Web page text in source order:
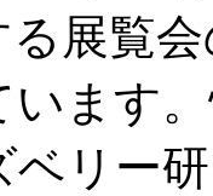
る展覧
ます
ベリー